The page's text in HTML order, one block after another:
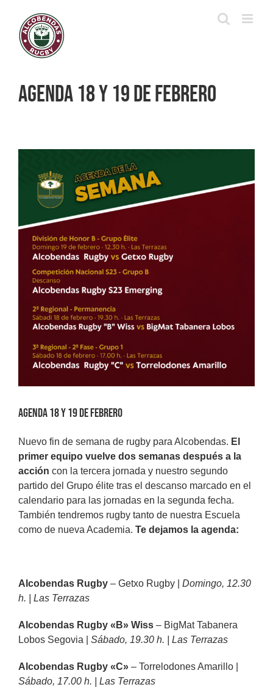
contenido
Agenda 18 y 19 de febrero
imagen
grande
Agenda 18 y 19 de febrero
Nuevo fin de semana de rugby para Alcobendas. El
primer equipo vuelve dos semanas después a la
acción con la tercera jornada y nuestro segundo
partido del Grupo élite tras el descanso marcado en el
calendario para las jornadas en la segunda fecha.
También tendremos rugby tanto de nuestra Escuela
como de nueva Academia. Te dejamos la agenda:
Alcobendas Rugby – Getxo Rugby | Domingo, 12.30
h. | Las Terrazas
Alcobendas Rugby «B» Wiss – BigMat Tabanera
Lobos Segovia | Sábado, 19.30 h. | Las Terrazas
Alcobendas Rugby «C» – Torrelodones Amarillo |
Sábado, 17.00 h. | Las Terrazas